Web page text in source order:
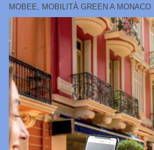
MOBEE, MOBILITÀ GREEN A MONACO